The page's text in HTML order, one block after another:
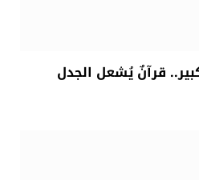
قرآنٌ يُشعل الجدل